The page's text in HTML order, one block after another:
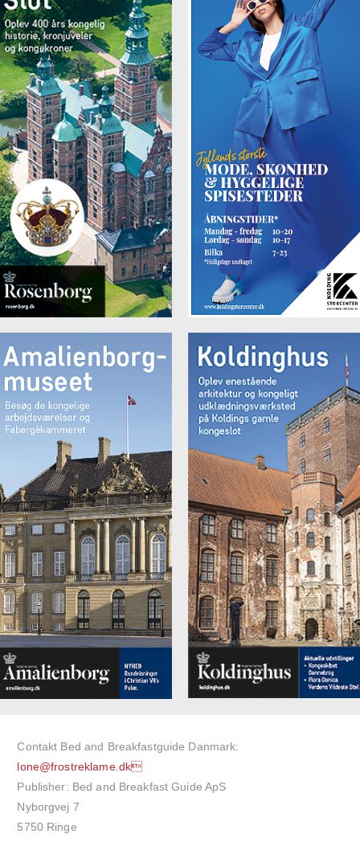
Contakt Bed and Breakfastguide Danmark:
lone@frostreklame.dk
Publisher: Bed and Breakfast Guide ApS
Nyborgvej 7
5750 Ringe